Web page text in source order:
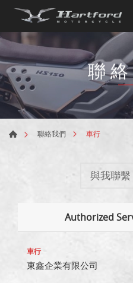
聯
聯絡我們 車行
與我聯繫
Authorized
東鑫企業有限公司